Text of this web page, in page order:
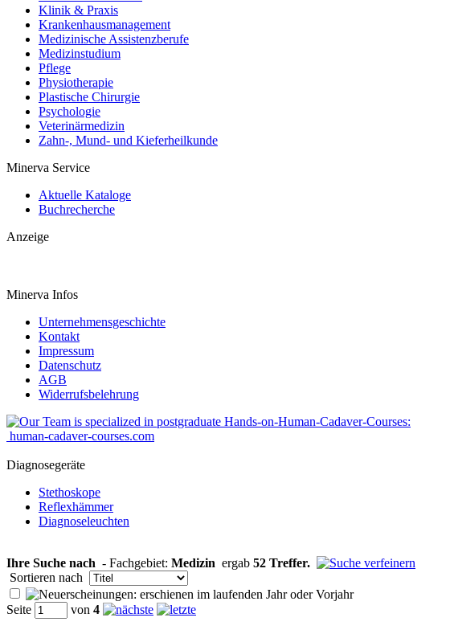
Klinik & Praxis
Krankenhausmanagement
Medizinische Assistenzberufe
Medizinstudium
Pflege
Physiotherapie
Plastische Chirurgie
Psychologie
Veterinärmedizin
Zahn-, Mund- und Kieferheilkunde
Minerva Service
Aktuelle Kataloge
Buchrecherche
Anzeige
Minerva Infos
Unternehmensgeschichte
Kontakt
Impressum
Datenschutz
AGB
Widerrufsbelehrung
human-cadaver-courses.com
Diagnosegeräte
Stethoskope
Reflexhämmer
Diagnoseleuchten
Ihre Suche nach - Fachgebiet: Medizin ergab 52 Treffer.
Sortieren nach
Seite von 4